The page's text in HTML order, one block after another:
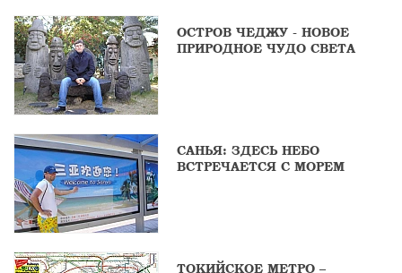
ОСТРОВ ЧЕДЖУ - НОВОЕ
ПРИРОДНОЕ ЧУДО СВЕТА
САНЬЯ: ЗДЕСЬ НЕБО
ВСТРЕЧАЕТСЯ С МОРЕМ
ТОКИЙСКОЕ МЕТРО –